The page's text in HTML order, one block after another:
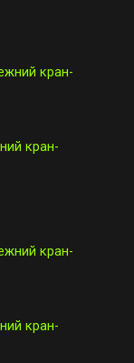
кран-
кран-